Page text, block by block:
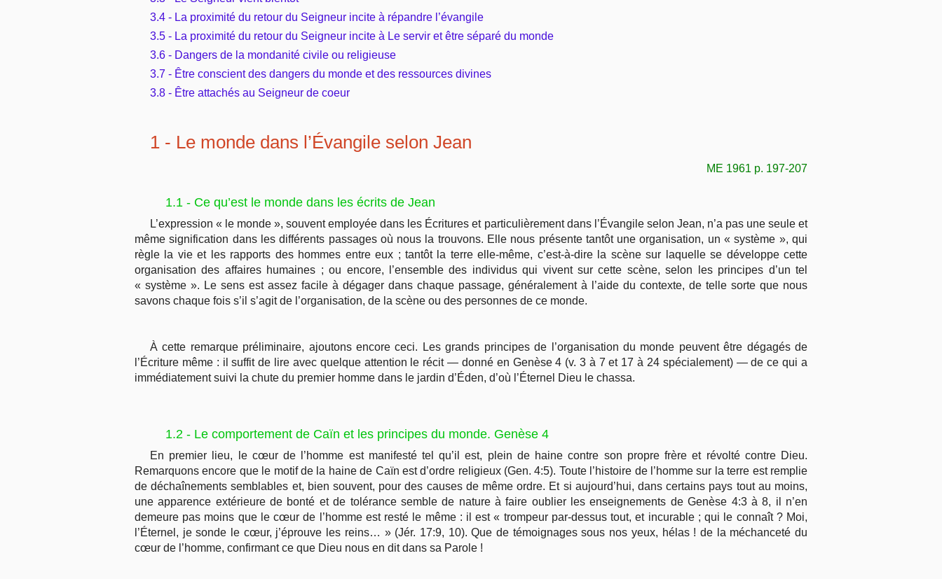
3.4 - La proximité du retour du Seigneur incite à répandre l’évangile
3.5 - La proximité du retour du Seigneur incite à Le servir et être séparé du monde
3.6 - Dangers de la mondanité civile ou religieuse
3.7 - Être conscient des dangers du monde et des ressources divines
3.8 - Être attachés au Seigneur de coeur
1 - Le monde dans l’Évangile selon Jean
ME 1961 p. 197-207
1.1 - Ce qu’est le monde dans les écrits de Jean
L’expression « le monde », souvent employée dans les Écritures et particulièrement dans l’Évangile selon Jean, n’a pas une seule et
même signification dans les différents passages où nous la trouvons. Elle nous présente tantôt une organisation, un « système », qui
règle la vie et les rapports des hommes entre eux ; tantôt la terre elle-même, c’est-à-dire la scène sur laquelle se développe cette
organisation des affaires humaines ; ou encore, l’ensemble des individus qui vivent sur cette scène, selon les principes d’un tel
« système ». Le sens est assez facile à dégager dans chaque passage, généralement à l’aide du contexte, de telle sorte que nous
savons chaque fois s’il s’agit de l’organisation, de la scène ou des personnes de ce monde.
À cette remarque préliminaire, ajoutons encore ceci. Les grands principes de l’organisation du monde peuvent être dégagés de
l’Écriture même : il suffit de lire avec quelque attention le récit — donné en Genèse 4 (v. 3 à 7 et 17 à 24 spécialement) — de ce qui a
immédiatement suivi la chute du premier homme dans le jardin d’Éden, d’où l’Éternel Dieu le chassa.
1.2 - Le comportement de Caïn et les principes du monde. Genèse 4
En premier lieu, le cœur de l’homme est manifesté tel qu’il est, plein de haine contre son propre frère et révolté contre Dieu.
Remarquons encore que le motif de la haine de Caïn est d’ordre religieux (Gen. 4:5). Toute l’histoire de l’homme sur la terre est remplie
de déchaînements semblables et, bien souvent, pour des causes de même ordre. Et si aujourd’hui, dans certains pays tout au moins,
une apparence extérieure de bonté et de tolérance semble de nature à faire oublier les enseignements de Genèse 4:3 à 8, il n’en
demeure pas moins que le cœur de l’homme est resté le même : il est « trompeur par-dessus tout, et incurable ; qui le connaît ? Moi,
l’Éternel, je sonde le cœur, j’éprouve les reins… » (Jér. 17:9, 10). Que de témoignages sous nos yeux, hélas ! de la méchanceté du
cœur de l’homme, confirmant ce que Dieu nous en dit dans sa Parole !